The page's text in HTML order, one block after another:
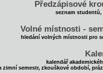
Předzápisové
seznam studentů,
Volné místnosti -
hledání volných místnosti pro
kalendář
zimní semestr, zkouškové období,